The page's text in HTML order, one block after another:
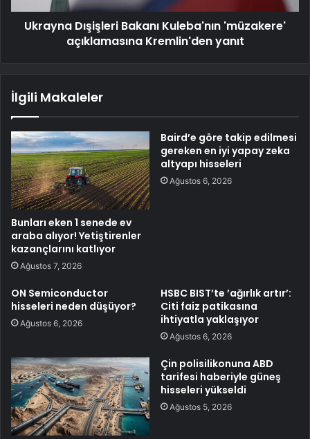
Ukrayna Dışişleri Bakanı Kuleba'nın 'müzakere'
açıklamasına Kremlin'den yanıt
İlgili Makaleler
Bunları eken 1 senede ev
araba alıyor! Yetiştirenler
kazançlarını katlıyor
Ağustos 7, 2026
Baird’e göre takip edilmesi
gereken en iyi yapay zeka
altyapı hisseleri
Ağustos 6, 2026
ON Semiconductor
hisseleri neden düşüyor?
Ağustos 6, 2026
HSBC BIST’te ’ağırlık artır’:
Citi faiz patikasına
ihtiyatla yaklaşıyor
Ağustos 6, 2026
Çin polisilikonuna ABD
tarifesi haberiyle güneş
hisseleri yükseldi
Ağustos 5, 2026